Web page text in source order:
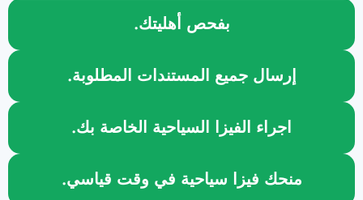
بفحص أهليتك.
إرسال جميع المستندات المطلوبة.
اجراء الفيزا السياحية الخاصة بك.
منحك فيزا سياحية في وقت قياسي.